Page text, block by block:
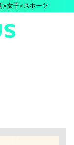
×女子×スポーツ